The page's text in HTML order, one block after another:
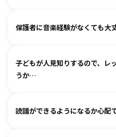
ヴァイオリン、ピアノ、フルー
（楽器のレッスンを始める前の
箇所ございます。）
保護者に音楽経験がなくても大
基本は個人レッスンで、一人一
す。楽器に触れるのが初めての
グループレッスンやイベントな
子どもが人見知りするので、レ
うか…
各指導者がお子様の個性に合わ
読譜ができるようになるか心配で